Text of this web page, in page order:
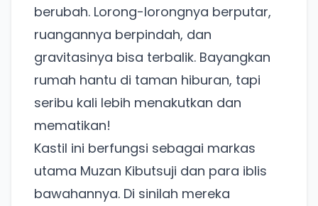
berubah. Lorong-lorongnya berputar,
ruangannya berpindah, dan
gravitasinya bisa terbalik. Bayangkan
rumah hantu di taman hiburan, tapi
seribu kali lebih menakutkan dan
mematikan!
Kastil ini berfungsi sebagai markas
utama Muzan Kibutsuji dan para iblis
bawahannya. Di sinilah mereka